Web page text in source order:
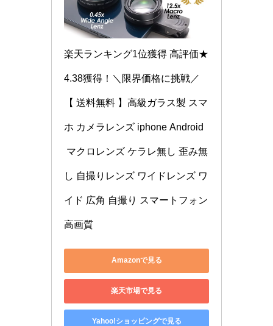
楽天ランキング1位獲得 高評価★
4.38獲得！＼限界価格に挑戦／
【 送料無料 】高級ガラス製 スマ
ホ カメラレンズ iphone Android
マクロレンズ ケラレ無し 歪み無
し 自撮りレンズ ワイドレンズ ワ
イド 広角 自撮り スマートフォン
高画質
Amazonで見る
楽天市場で見る
Yahoo!ショッピングで見る